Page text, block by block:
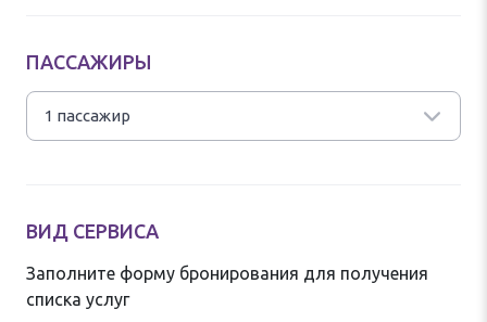
ПАССАЖИРЫ
1 пассажир
ВИД СЕРВИСА
Заполните форму бронирования для получения
списка услуг